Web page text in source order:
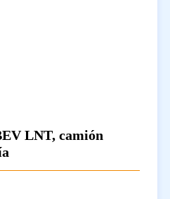
LNT, camión